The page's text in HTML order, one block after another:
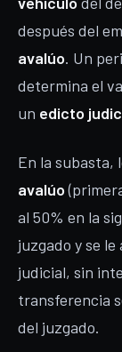
después del
avalúo. Un
determina el
un edicto
En la subasta,
avalúo
al 50% en la
juzgado y se
judicial, sin
transferencia
del juzgado.